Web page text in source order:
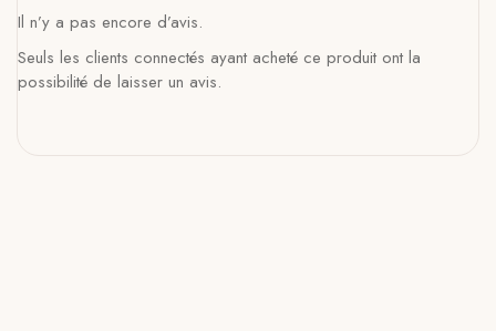
Il n’y a pas encore d’avis.
Seuls les clients connectés ayant acheté ce produit ont la
possibilité de laisser un avis.